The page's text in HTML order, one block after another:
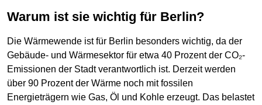
Warum ist sie wichtig für Berlin?
Die Wärmewende ist für Berlin besonders wichtig, da der
Gebäude- und Wärmesektor für etwa 40 Prozent der CO₂-
Emissionen der Stadt verantwortlich ist. Derzeit werden
über 90 Prozent der Wärme noch mit fossilen
Energieträgern wie Gas, Öl und Kohle erzeugt. Das belastet